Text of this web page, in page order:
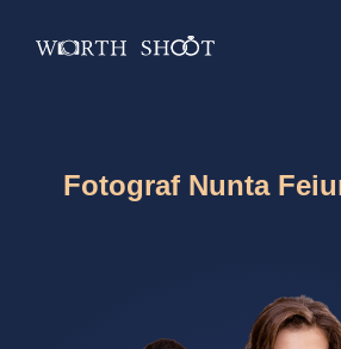
Fotograf Nunta